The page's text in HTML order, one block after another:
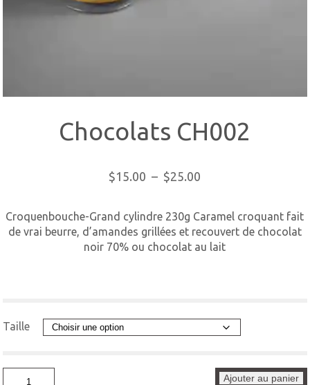
Chocolats CH002
$15.00 – $25.00
$15.00
à
$25.00
Croquenbouche-Grand cylindre 230g Caramel croquant fait
de vrai beurre, d’amandes grillées et recouvert de chocolat
noir 70% ou chocolat au lait
Taille
quantité
Ajouter au panier